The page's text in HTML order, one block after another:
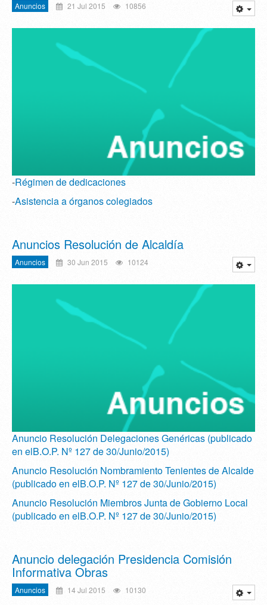
Anuncios 21 Jul 2015 10856
-Régimen de dedicaciones
-Asistencia a órganos colegiados
Anuncios Resolución de Alcaldía
Anuncios 30 Jun 2015 10124
Anuncio Resolución Delegaciones Genéricas (publicado
en elB.O.P. Nº 127 de 30/Junio/2015)
Anuncio Resolución Nombramiento Tenientes de Alcalde
(publicado en elB.O.P. Nº 127 de 30/Junio/2015)
Anuncio Resolución Miembros Junta de Gobierno Local
(publicado en elB.O.P. Nº 127 de 30/Junio/2015)
Anuncio delegación Presidencia Comisión
Informativa Obras
Anuncios 14 Jul 2015 10130